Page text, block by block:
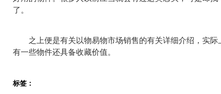
了。
之上便是有关以物易物市场销售的有关详细介绍，实际
有一些物件还具备收藏价值。
标签：